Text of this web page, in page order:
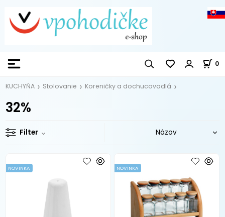
0
KUCHYŇA Stolovanie Koreničky a dochucovadlá
32%
Filter
NOVINKA NOVINKA